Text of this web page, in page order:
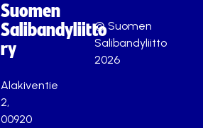
Suomen
Salibandyliitto
ry
Alakiventie
2,
00920
© Suomen
Salibandyliitto
2026